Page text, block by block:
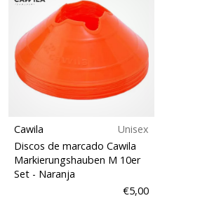
Cawila
Unisex
Discos de marcado Cawila
Markierungshauben M 10er
Set - Naranja
€5,00